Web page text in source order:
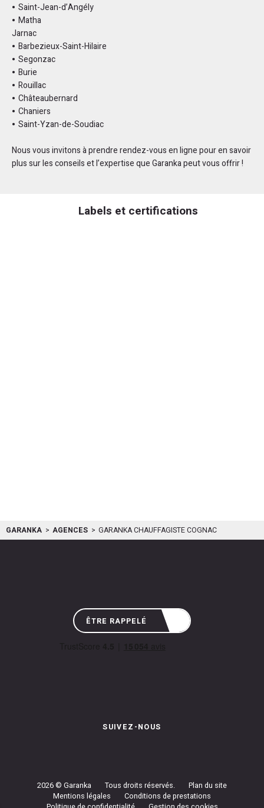
Saint-Jean-d’Angély
Matha
Jarnac
Barbezieux-Saint-Hilaire
Segonzac
Burie
Rouillac
Châteaubernard
Chaniers
Saint-Yzan-de-Soudiac
Nous vous invitons à prendre rendez-vous en ligne pour en savoir
plus sur les conseils et l’expertise que Garanka peut vous offrir !
Labels et certifications
GARANKA AGENCES GARANKA CHAUFFAGISTE COGNAC
ÊTRE RAPPELÉ
SUIVEZ-NOUS
2026 © Garanka Tous droits réservés.
Plan du site
Mentions légales
Conditions de prestations